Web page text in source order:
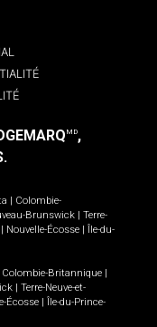
MD,
Colombie-
Brunswick
Terre-
Nouvelle-Écosse
Île-du-
Colombie-Britannique
Terre-Neuve-et-
Écosse
Île-du-Prince-